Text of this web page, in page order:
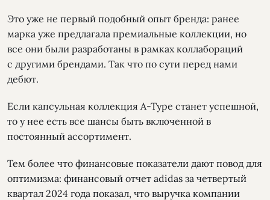
Это уже не первый подобный опыт бренда: ранее
марка уже предлагала премиальные коллекции, но
все они были разработаны в рамках коллабораций
с другими брендами. Так что по сути перед нами
дебют.
Если капсульная коллекция A-Type станет успешной,
то у нее есть все шансы быть включенной в
постоянный ассортимент.
Тем более что финансовые показатели дают повод для
оптимизма: финансовый отчет adidas за четвертый
квартал 2024 года показал, что выручка компании